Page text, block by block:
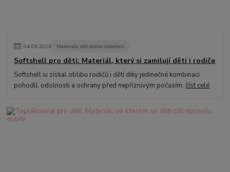
04.06.2026 Materiály dětského oblečení
Softshell pro děti: Materiál, který si zamilují děti i rodiče
Softshell si získal oblibu rodičů i dětí díky jedinečné kombinaci
pohodlí, odolnosti a ochrany před nepříznivým počasím.číst celé